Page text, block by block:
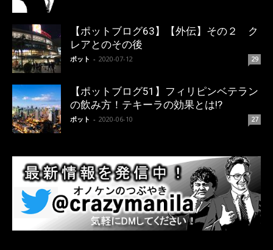
【ポットブログ63】【外伝】その２ ク
レアとのその後
ポット - 2020-07-12 29
【ポットブログ51】フィリピンベテラン
の飲み方！テキーラの効果とは!?
ポット - 2020-06-10 27